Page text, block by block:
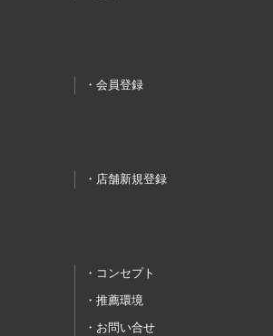
会員登録
店舗新規登録
コンセプト
推薦環境
お問い合せ